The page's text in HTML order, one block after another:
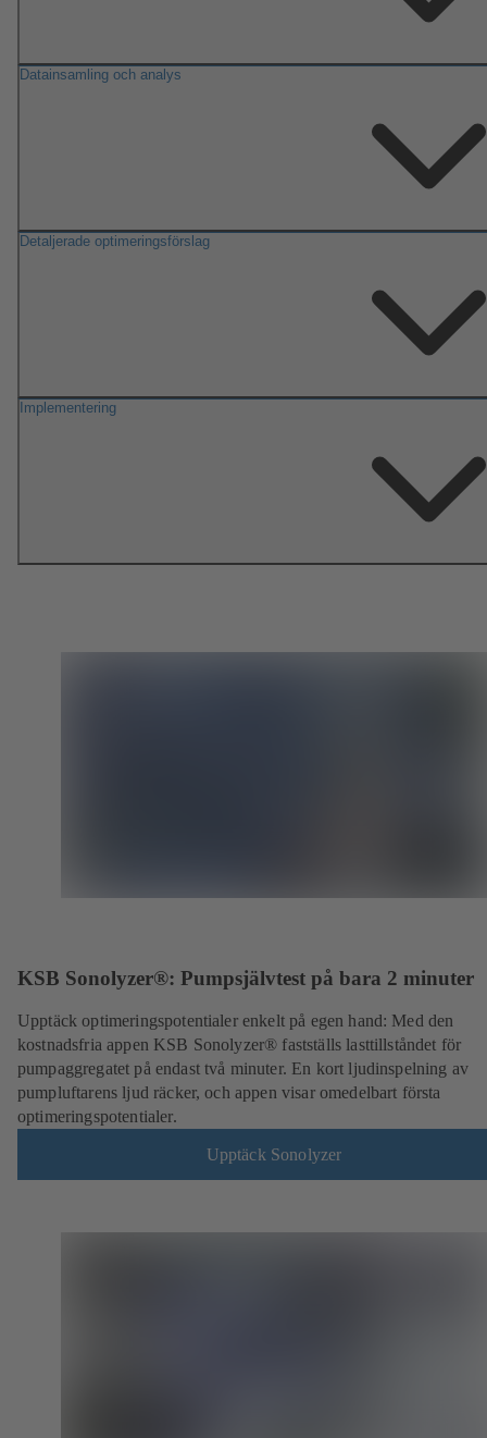
Datainsamling och analys
Detaljerade optimeringsförslag
Implementering
KSB Sonolyzer®: Pumpsjälvtest på bara 2 minuter
Upptäck optimeringspotentialer enkelt på egen hand: Med den
kostnadsfria appen KSB Sonolyzer® fastställs lasttillståndet för
pumpaggregatet på endast två minuter. En kort ljudinspelning av
pumpluftarens ljud räcker, och appen visar omedelbart första
optimeringspotentialer.
Upptäck Sonolyzer